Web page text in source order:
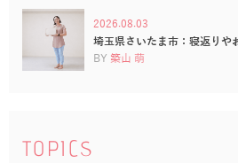
2026.08.03
埼玉県さいたま市：寝返り
BY 築山 萌
TOPICS